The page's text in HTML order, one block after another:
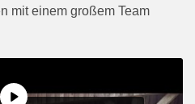
mit einem großem Team